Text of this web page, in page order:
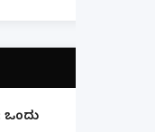
ಒಂದು